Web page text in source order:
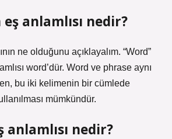
anlamlısı nedir?
ne olduğunu açıklayalım. “Word”
word’dür. Word ve phrase aynı
bu iki kelimenin bir cümlede
mümkündür.
anlamlısı nedir?